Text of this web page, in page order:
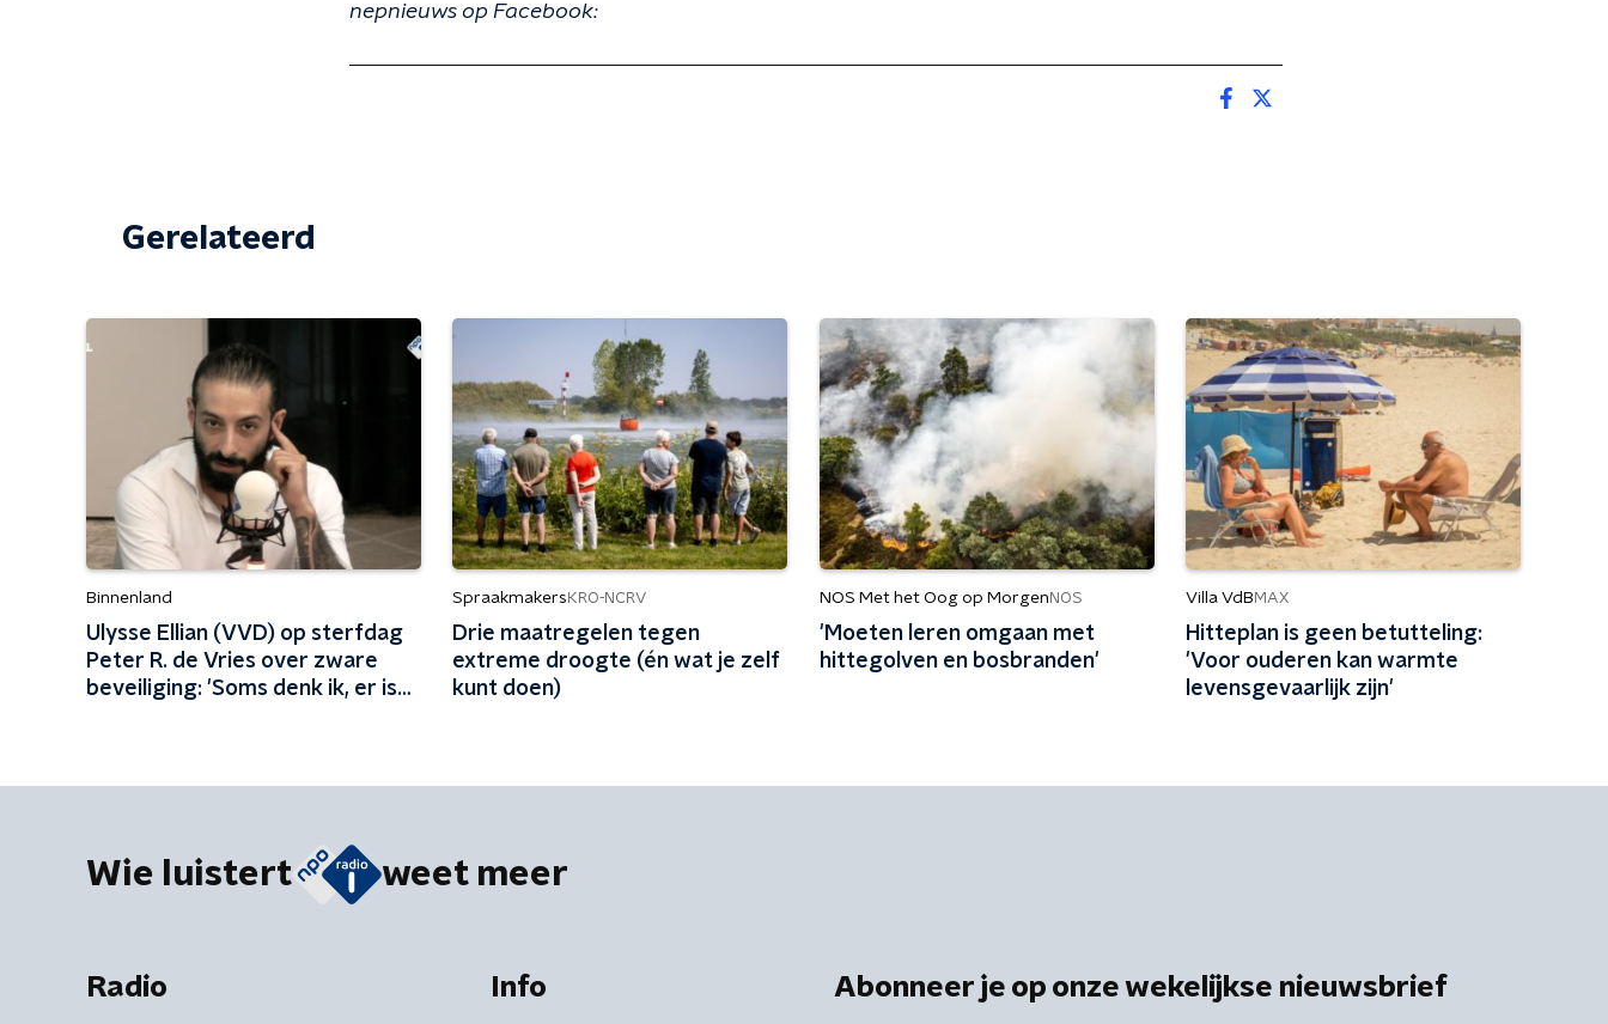
nepnieuws op Facebook:
Gerelateerd
Binnenland
Ulysse Ellian (VVD) op sterfdag
Peter R. de Vries over zware
beveiliging: 'Soms denk ik, er is
Spraakmakers KRO-NCRV
Drie maatregelen tegen
extreme droogte (én wat je zelf
kunt doen)
NOS Met het Oog op Morgen NOS
'Moeten leren omgaan met
hittegolven en bosbranden'
Villa VdB MAX
Hitteplan is geen betutteling:
'Voor ouderen kan warmte
levensgevaarlijk zijn'
Wie luistert weet meer
Radio Info Abonneer je op onze wekelijkse nieuwsbrief